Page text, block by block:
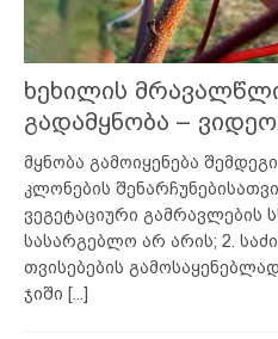
ხეხილის
გადამყნობა –
მყნობა გამოიყენება
კლონების
ვეგეტაციური გამრავლების
სასარგებლო არ არის; 2.
თვისებების
ჯიში [...]